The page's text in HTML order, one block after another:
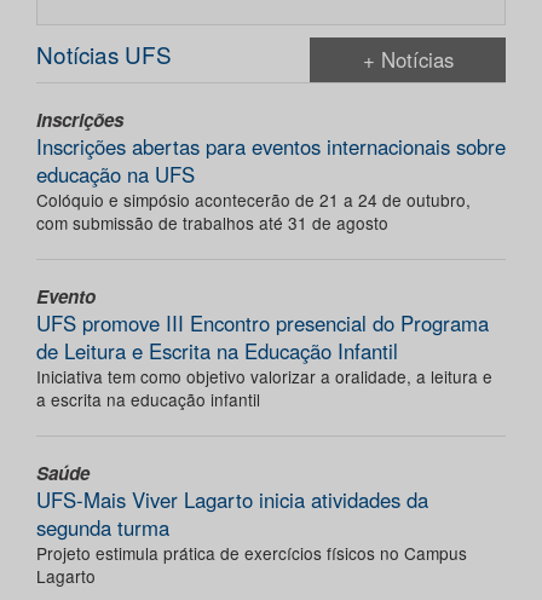
Notícias UFS + Notícias
Inscrições
Inscrições abertas para eventos internacionais sobre
educação na UFS
Colóquio e simpósio acontecerão de 21 a 24 de outubro,
com submissão de trabalhos até 31 de agosto
Evento
UFS promove III Encontro presencial do Programa
de Leitura e Escrita na Educação Infantil
Iniciativa tem como objetivo valorizar a oralidade, a leitura e
a escrita na educação infantil
Saúde
UFS-Mais Viver Lagarto inicia atividades da
segunda turma
Projeto estimula prática de exercícios físicos no Campus
Lagarto